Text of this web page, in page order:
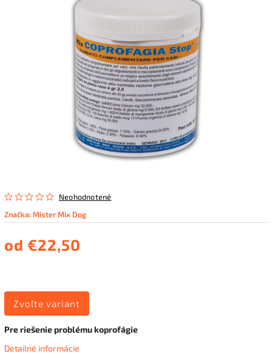
Neohodnotené
Značka:Mister Mix Dog
od €22,50
Zvoľte variant
Pre riešenie problému koprofágie
Detailné informácie